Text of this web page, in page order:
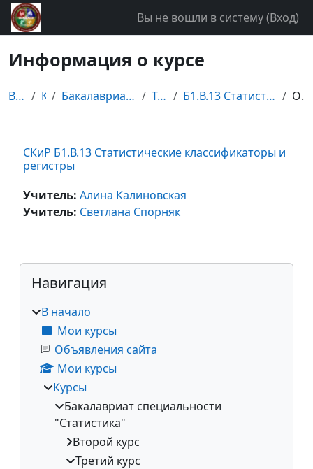
Перейти к основному содержанию
Вы не вошли в систему (Вход)
Информация о курсе
В начало Курсы Бакалавриат специальности "Статистика" Третий курс Б1.В.13 Статистические классификаторы и регистры Описание
СКиР Б1.В.13 Статистические классификаторы и
регистры
Учитель: Алина Калиновская
Учитель: Cветлана Спорняк
Блоки
Пропустить Навигация
Навигация
В начало
Мои курсы
Объявления сайта
Мои курсы
Курсы
Бакалавриат специальности
"Статистика"
Второй курс
Третий курс